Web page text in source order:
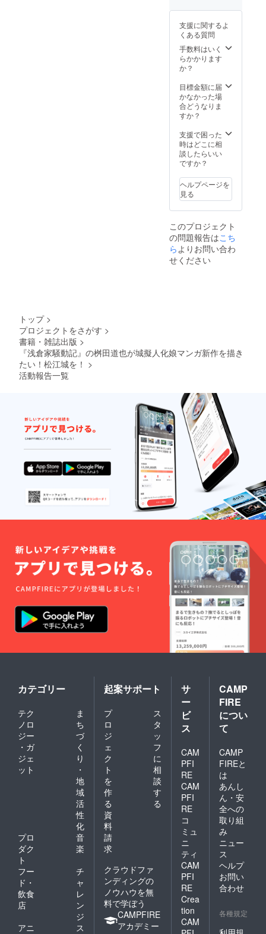
何ら責
任を負
わない
ものと
します *
完成し
リター
ンいた
します *
の支援
者一覧
に記載
します
（任
意） *
ンケー
トへ回
答する
ことが
できま
す
的に
ギャグ
マンガ
なの
で、あ
まり
いには
ならな
いこと
ださい
・松江
城の築
城を開
藩主で
すが、
天守の
完成を
見ずに
急死し
た人で
す。マ
完成し
ンいた
します *
電子書
籍巻末
の支援
者一覧
に記載
します
（任
意） *
読者ア
ンケー
トへ回
答する
す
任を負
わない
ものと
します *
基本的
にギャ
で、あ
まり
カッコ
ならな
いこと
を、ご
了承く
完成し
た電子
書籍を
リター
します *
電子書
籍巻末
の支援
ことが
保証
し、作
者は肖
像権の
侵害に
関して
わない
ものと
します
出番は
そこそ
こある
予定で
入者の
氏名ま
たはハ
ンドル
を記載
します
（任
意。希
望者の
イイ扱
を、ご
了承く
ださい
・おそ
らくマ
ンガに
おいて
ボケ役
になる
だろう
と考え
ていま
す。 *
完成し
リター
ンいた
します *
電子書
籍巻末
の支援
者一覧
に記載
します
読者ア
答する
ことが
できま
様が複
場合、
アクセ
スを独
占でき
ない可
高くな
ります -
--- この
商品の
よる、
広告収
入で黒
字化と
望は期
待しな
いでく
ださ
れがで
きるな
ら作者
がとっ
くに
開拓、
リピー
クティ
ブユー
ザーへ
のサー
ビスと
いった
目的の
ために
ご利用
いただ
ければ
幸いで
す。
ませ
支援に関するよ
くある質問
手数料はいく
らかかります
か？
目標金額に届
かなかった場
合どうなりま
すか？
支援で困った
時はどこに相
談したらいい
ですか？
ヘルプページを
見る
このプロジェクト
の問題報告はこち
ら よりお問い合わ
せください
トップ >
プロジェクトをさがす >
書籍・雑誌出版 >
『浅倉家騒動記』の桝田道也が城擬人化娘マンガ新作を描き
たい！松江城を！ >
活動報告一覧
カテゴリー
テク
ノロ
ジー
・ガ
ジェ
ット
ま
ち
づ
く
り
・
地
域
活
性
化
プロ
ダク
ト
音
楽
フー
ド・
飲食
店
チ
ャ
レ
ン
ジ
アニ
ス
起案サポート
プ
ロ
ジ
ェ
ク
ト
を
作
る
ス
タ
ッ
フ
に
相
談
す
る
資
料
請
求
クラウドファ
ンディングの
ノウハウを無
料で学ぼう
CAMPFIRE
アカデミー
サ
ー
ビ
ス
CAM
PFI
RE
CAM
PFI
RE
コ
ミュ
ニ
ティ
CAM
PFI
RE
Crea
tion
CAM
CAMP
FIRE
につい
て
CAMP
FIREと
は
あんし
ん・安
全への
取り組
み
ニュー
ス
ヘルプ
お問い
合わせ
各種規定